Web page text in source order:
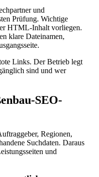
und
Prüfung. Wichtige
HTML-Inhalt vorliegen.
klare Dateinamen,
Links. Der Betrieb legt
sind und wer
SEO-
Regionen,
Suchdaten. Daraus
und